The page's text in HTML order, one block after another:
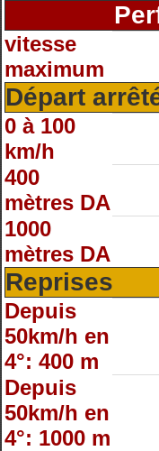
vitesse
maximum
Départ
0 à 100
km/h
400
mètres DA
1000
mètres DA
Reprises
Depuis
50km/h en
4°: 400 m
Depuis
50km/h en
4°: 1000 m